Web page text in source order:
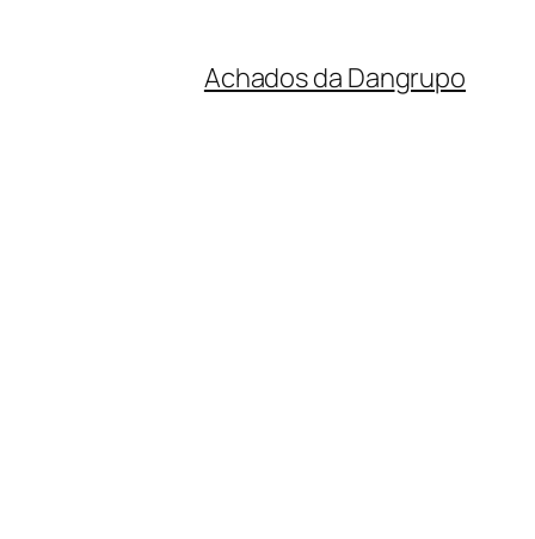
Achados da Dangrupo